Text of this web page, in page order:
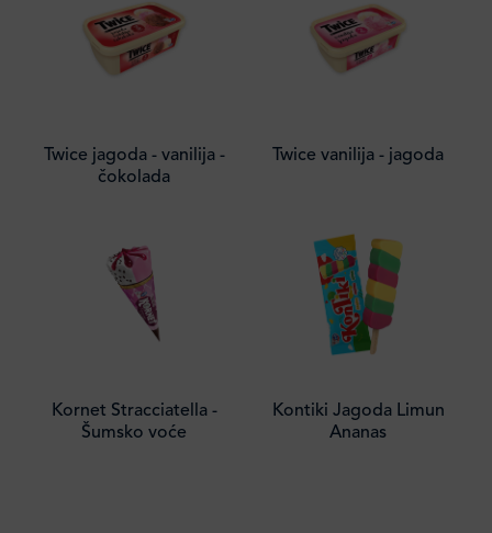
Twice jagoda - vanilija -
čokolada
Twice vanilija - jagoda
Kornet Stracciatella -
Šumsko voće
Kontiki Jagoda Limun
Ananas